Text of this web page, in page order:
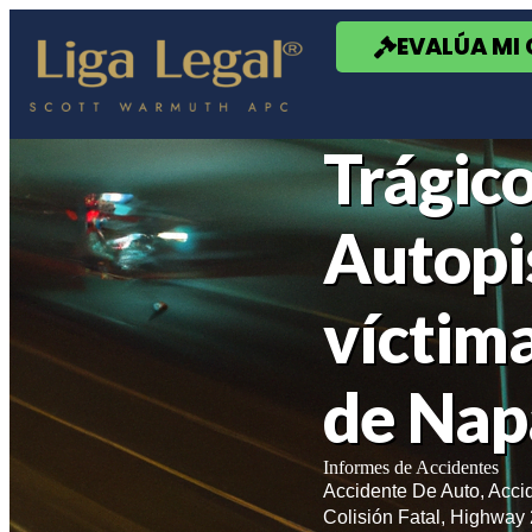
Nota:
web
sistema
accesibilidad.
Presione
Control-
las
personas
discapacidad
visual
están
EVALÚA MI
de
Informes de Accidentes
Accidente De Auto,
Colisión Fatal , Highway